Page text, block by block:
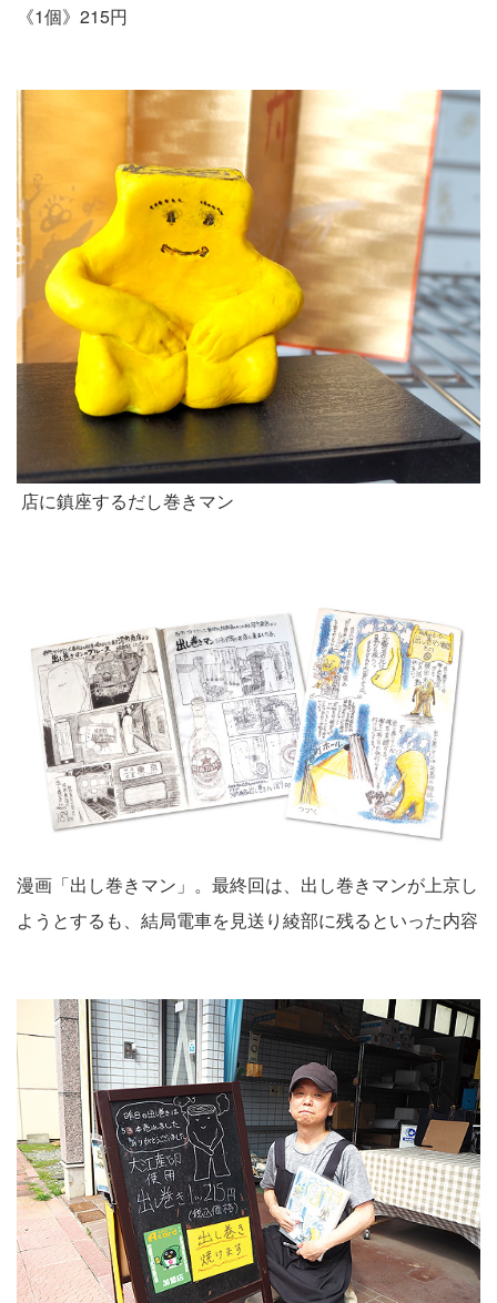
《1個》215円
店に鎮座するだし巻きマン
漫画「出し巻きマン」。最終回は、出し巻きマンが上京し
ようとするも、結局電車を見送り綾部に残るといった内容